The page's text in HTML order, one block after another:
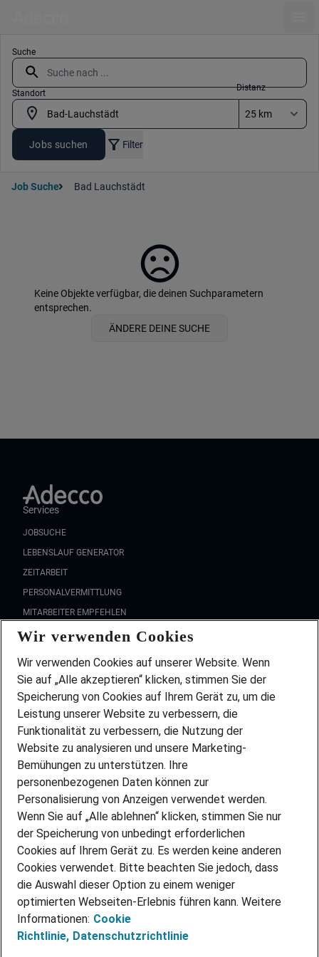
Suche
Standort
Distanz
Jobs suchen Filter
Job Suche Bad Lauchstädt
Keine Objekte verfügbar, die deinen Suchparametern
entsprechen.
ÄNDERE DEINE SUCHE
Services
JOBSUCHE
LEBENSLAUF GENERATOR
ZEITARBEIT
PERSONALVERMITTLUNG
MITARBEITER EMPFEHLEN
FAQ
Wir stellen ein!
DEINE BERUFSGRUPPE
DEINE LEBENSSITUATION
PARTNERSHIP WITH AIRBUS
INITIATIV BEWERBEN
ÜBER UNS
STANDORTE
BLOG
PRESSE
KONTAKT
@Adecco 2026
IMPRESSUM
DATENSCHUTZ
Wir verwenden Cookies
Wir verwenden Cookies auf unserer Website. Wenn
Sie auf „Alle akzeptieren“ klicken, stimmen Sie der
Speicherung von Cookies auf Ihrem Gerät zu, um die
Leistung unserer Website zu verbessern, die
Funktionalität zu verbessern, die Nutzung der
Website zu analysieren und unsere Marketing-
Bemühungen zu unterstützen. Ihre
personenbezogenen Daten können zur
Personalisierung von Anzeigen verwendet werden.
Wenn Sie auf „Alle ablehnen“ klicken, stimmen Sie nur
der Speicherung von unbedingt erforderlichen
Cookies auf Ihrem Gerät zu. Es werden keine anderen
Cookies verwendet. Bitte beachten Sie jedoch, dass
die Auswahl dieser Option zu einem weniger
optimierten Webseiten-Erlebnis führen kann. Weitere
Informationen: Cookie
Richtlinie, Datenschutzrichtlinie